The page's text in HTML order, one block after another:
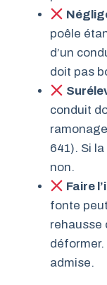
poêle
d’un
doit pas
conduit
641). Si
non.
Faire
fonte
rehausse
admise.